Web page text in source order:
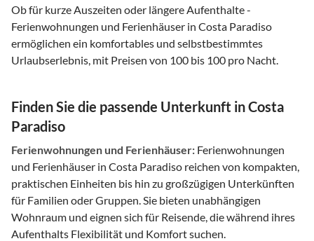
Ob für kurze Auszeiten oder längere Aufenthalte -
Ferienwohnungen und Ferienhäuser in Costa Paradiso
ermöglichen ein komfortables und selbstbestimmtes
Urlaubserlebnis, mit Preisen von 100 bis 100 pro Nacht.
Finden Sie die passende Unterkunft in Costa
Paradiso
Ferienwohnungen und Ferienhäuser: Ferienwohnungen
und Ferienhäuser in Costa Paradiso reichen von kompakten,
praktischen Einheiten bis hin zu großzügigen Unterkünften
für Familien oder Gruppen. Sie bieten unabhängigen
Wohnraum und eignen sich für Reisende, die während ihres
Aufenthalts Flexibilität und Komfort suchen.